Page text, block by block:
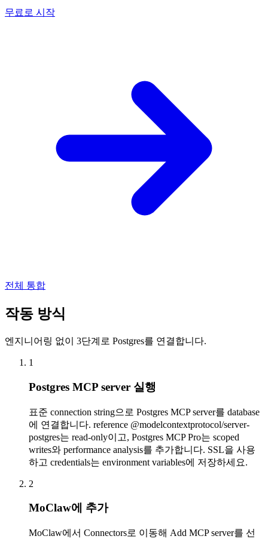
무료로 시작
전체 통합
작동 방식
엔지니어링 없이 3단계로 Postgres를 연결합니다.
1
Postgres MCP server 실행
표준 connection string으로 Postgres MCP server를 database
에 연결합니다. reference @modelcontextprotocol/server-
postgres는 read-only이고, Postgres MCP Pro는 scoped
writes와 performance analysis를 추가합니다. SSL을 사용
하고 credentials는 environment variables에 저장하세요.
2
MoClaw에 추가
MoClaw에서 Connectors로 이동해 Add MCP server를 선